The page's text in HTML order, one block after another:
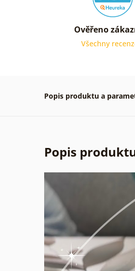
Ověřeno
Všechny
Popis produktu a
Popis